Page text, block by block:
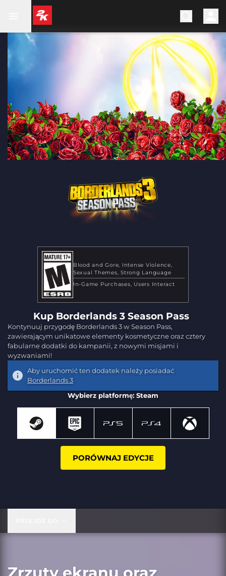
Blood and Gore Intense Violence
Sexual Themes Strong Language
In-Game Purchases
Users Interact
Kup Borderlands 3 Season Pass
Kontynuuj przygodę Borderlands 3 w Season Pass,
zawierającym unikatowe elementy kosmetyczne oraz cztery
fabularne dodatki do kampanii, z nowymi misjami i
wyzwaniami!
Aby uruchomić ten dodatek należy posiadać
Borderlands 3
Wybierz platformę: Steam
PORÓWNAJ EDYCJE